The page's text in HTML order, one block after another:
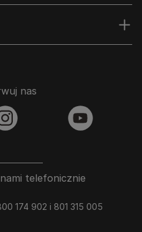
telefonicznie
174 902 i 801 315 005
nas
instagram youtube